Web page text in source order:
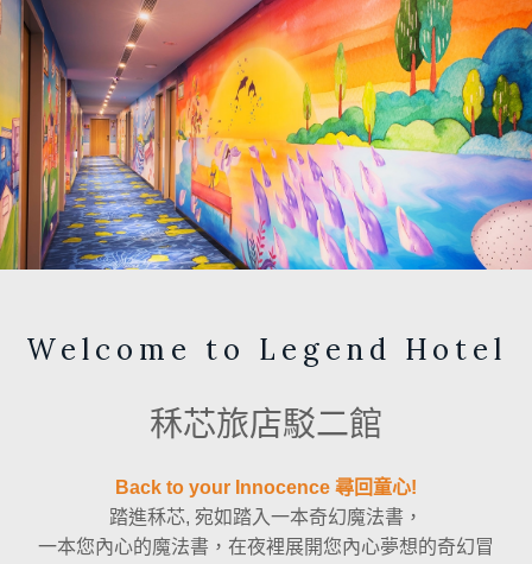
Welcome to Legend Hotel
秝芯旅店駁二館
Back to your Innocence 尋回童心!
踏進秝芯, 宛如踏入一本奇幻魔法書，
一本您內心的魔法書，在夜裡展開您內心夢想的奇幻冒